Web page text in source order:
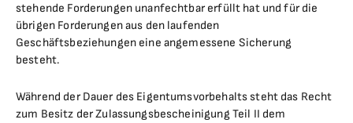
stehende Forderungen unanfechtbar erfüllt hat und für die
übrigen Forderungen aus den laufenden
Geschäftsbeziehungen eine angemessene Sicherung
besteht.
Während der Dauer des Eigentumsvorbehalts steht das Recht
zum Besitz der Zulassungsbescheinigung Teil II dem